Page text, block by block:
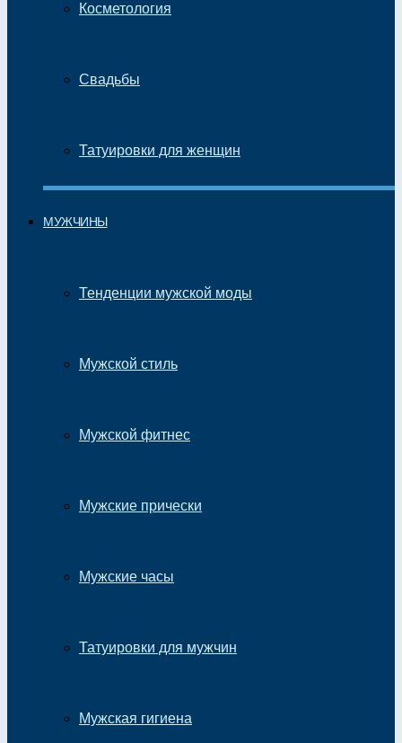
Косметология
Свадьбы
Татуировки для женщин
МУЖЧИНЫ
Тенденции мужской моды
Мужской стиль
Мужской фитнес
Мужские прически
Мужские часы
Татуировки для мужчин
Мужская гигиена